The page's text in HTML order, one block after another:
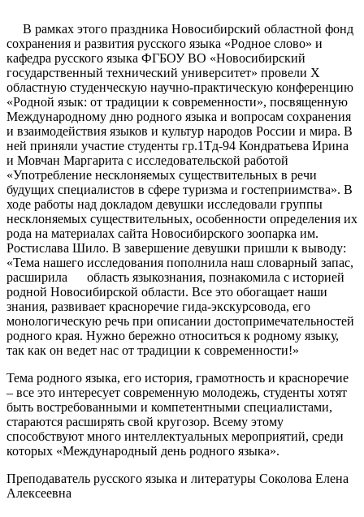
В рамках этого праздника Новосибирский областной фонд
сохранения и развития русского языка «Родное слово» и
кафедра русского языка ФГБОУ ВО «Новосибирский
государственный технический университет» провели X
областную студенческую научно-практическую конференцию
«Родной язык: от традиции к современности», посвященную
Международному дню родного языка и вопросам сохранения
и взаимодействия языков и культур народов России и мира. В
ней приняли участие студенты гр.1Тд-94 Кондратьева Ирина
и Мовчан Маргарита с исследовательской работой
«Употребление несклоняемых существительных в речи
будущих специалистов в сфере туризма и гостеприимства». В
ходе работы над докладом девушки исследовали группы
несклоняемых существительных, особенности определения их
рода на материалах сайта Новосибирского зоопарка им.
Ростислава Шило. В завершение девушки пришли к выводу:
«Тема нашего исследования пополнила наш словарный запас,
расширила область языкознания, познакомила с историей
родной Новосибирской области. Все это обогащает наши
знания, развивает красноречие гида-экскурсовода, его
монологическую речь при описании достопримечательностей
родного края. Нужно бережно относиться к родному языку,
так как он ведет нас от традиции к современности!»
Тема родного языка, его история, грамотность и красноречие
– все это интересует современную молодежь, студенты хотят
быть востребованными и компетентными специалистами,
стараются расширять свой кругозор. Всему этому
способствуют много интеллектуальных мероприятий, среди
которых «Международный день родного языка».
Преподаватель русского языка и литературы Соколова Елена
Алексеевна